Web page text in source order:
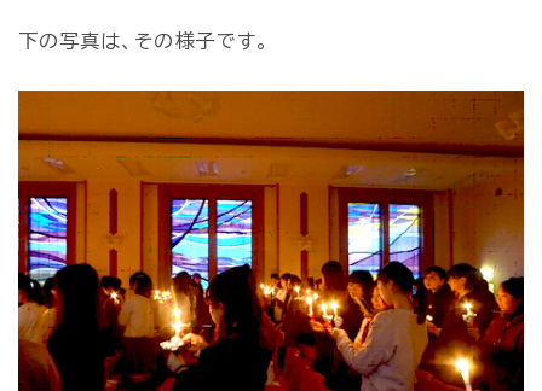
下の写真は、その様子です。